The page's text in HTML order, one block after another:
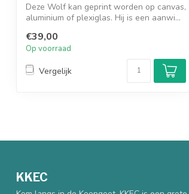
Deze Wolf kan geprint worden op canvas,
aluminium of plexiglas. Hij is een aanwi...
€39,00
Op voorraad
Vergelijk
KKEC